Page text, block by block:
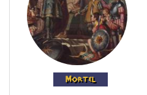
Mortel